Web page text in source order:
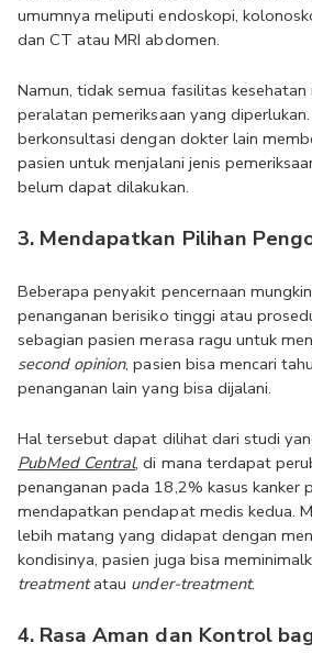
umumnya meliputi endoskopi,
dan CT atau MRI abdomen.
Namun, tidak semua fasilitas kesehatan
peralatan pemeriksaan yang
berkonsultasi dengan dokter lain
pasien untuk menjalani jenis
belum dapat dilakukan.
3. Mendapatkan Pilihan
Beberapa penyakit pencernaan
penanganan berisiko tinggi atau
second opinion, pasien bisa mencari
penanganan lain yang bisa dijalani.
PubMed Central, di mana terdapat
penanganan pada 18,2% kasus kanker
mendapatkan pendapat medis kedua.
lebih matang yang didapat dengan
kondisinya, pasien juga bisa
treatment atau under-treatment.
4. Rasa Aman dan Kontrol